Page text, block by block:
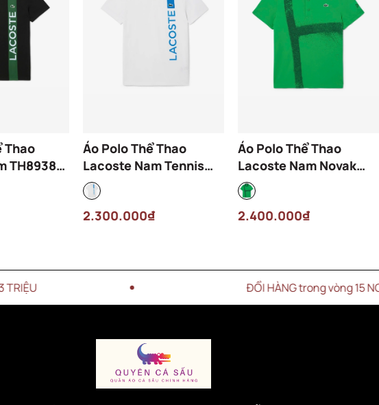
Thao
TH8938-
Áo Polo Thể Thao
Lacoste Nam Tennis
DH8940-00-GI6 Màu
Trắng
2.300.000₫
Áo Polo Thể Thao
Lacoste Nam Novak
Djokovic DH8971-00-
SIW Màu Xanh Lá
2.400.000₫
ĐỔI HÀNG trong vòng 15 NGÀY